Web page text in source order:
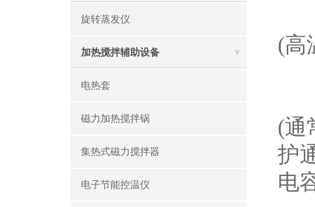
旋转蒸发仪
加热搅拌辅助设备
电热套
磁力加热搅拌锅
集热式磁力搅拌器
电子节能控温仪
(高
(通
护
电